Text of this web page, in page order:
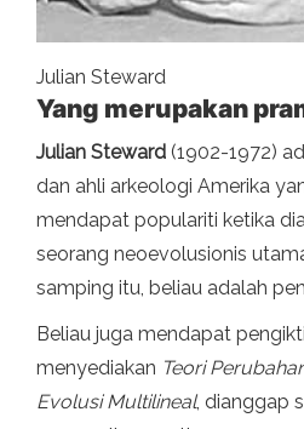
Julian Steward
Yang merupakan
Julian Steward (1902-1972)
dan ahli arkeologi Amerika
mendapat populariti ketika
seorang neoevolusionis
samping itu, beliau adalah
Beliau juga mendapat
menyediakan Teori
Evolusi Multilineal, dianggap